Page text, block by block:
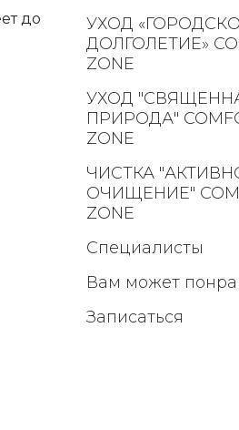
до
УХОД
ДОЛГОЛЕТИЕ»
ZONE
УХОД
ПРИРОДА"
ZONE
ЧИСТКА
ОЧИЩЕНИЕ"
ZONE
Специалисты
Вам может
Записаться